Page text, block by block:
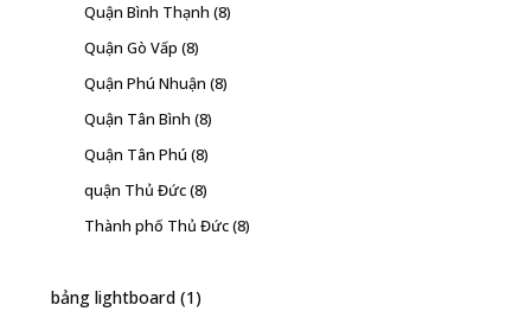
Quận Bình Thạnh (8)
Quận Gò Vấp (8)
Quận Phú Nhuận (8)
Quận Tân Bình (8)
Quận Tân Phú (8)
quận Thủ Đức(8)
Thành phố Thủ Đức(8)
bảng lightboard (1)